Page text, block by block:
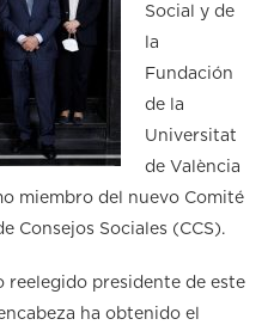
Social y de
la
Fundación
de la
Universitat
de València
miembro del nuevo Comité
Consejos Sociales (CCS).
presidente de este
ha obtenido el